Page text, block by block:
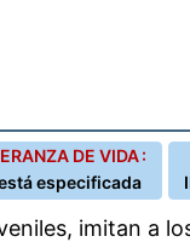
DE VIDA :
especificada
imitan a